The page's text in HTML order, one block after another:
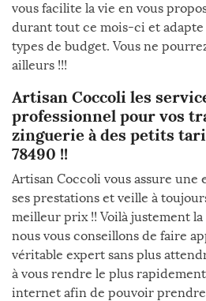
vous facilite la vie en vous
durant tout ce mois-ci et adapte
types de budget. Vous ne
ailleurs !!!
Artisan Coccoli les
professionnel pour vos
zinguerie à des petits
78490 !!
Artisan Coccoli vous assure une
ses prestations et veille à
meilleur prix !! Voilà justement
nous vous conseillons de faire
véritable expert sans plus
à vous rendre le plus
internet afin de pouvoir